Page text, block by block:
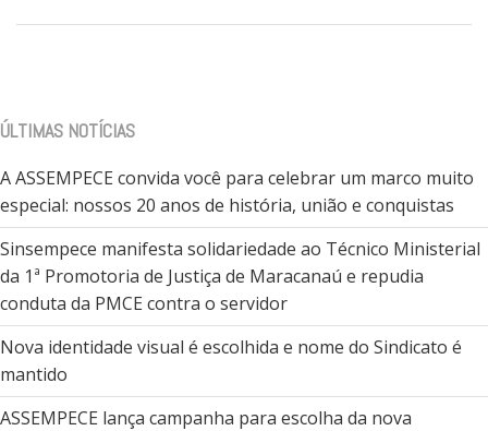
ÚLTIMAS NOTÍCIAS
A ASSEMPECE convida você para celebrar um marco muito
especial: nossos 20 anos de história, união e conquistas
Sinsempece manifesta solidariedade ao Técnico Ministerial
da 1ª Promotoria de Justiça de Maracanaú e repudia
conduta da PMCE contra o servidor
Nova identidade visual é escolhida e nome do Sindicato é
mantido
ASSEMPECE lança campanha para escolha da nova